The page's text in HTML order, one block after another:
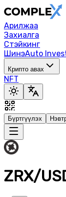
Арилжаа
Захиалга
Стэйкинг
ШинэAuto
Крипто авах
NFT
Бүртгүүлэх
ZRX/